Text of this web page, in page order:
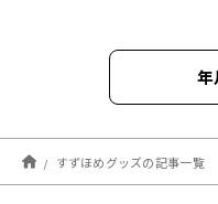
年
2025年10
2025年09
すずほめグッズの記事一覧